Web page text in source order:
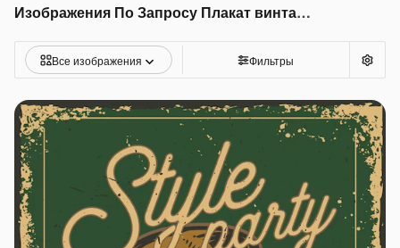
Изображения По Запросу Плакат винтажный
Все изображения Фильтры